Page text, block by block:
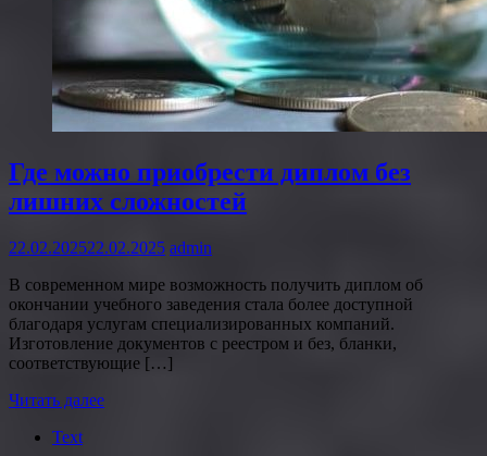
Где можно приобрести диплом без
лишних сложностей
22.02.202522.02.2025 admin
В современном мире возможность получить диплом об
окончании учебного заведения стала более доступной
благодаря услугам специализированных компаний.
Изготовление документов с реестром и без, бланки,
соответствующие […]
Читать далее
Text